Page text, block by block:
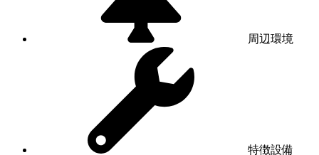
周辺環境
特徴設備